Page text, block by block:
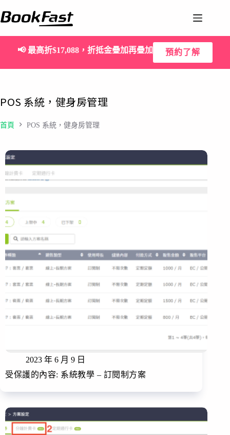
📢 最高折$17,088，折抵金疊加再疊加 預約了解
POS 系統，健身房管理
首頁 POS 系統，健身房管理
2023 年 6 月 9 日
受保護的內容: 系統教學 – 訂閱制方案